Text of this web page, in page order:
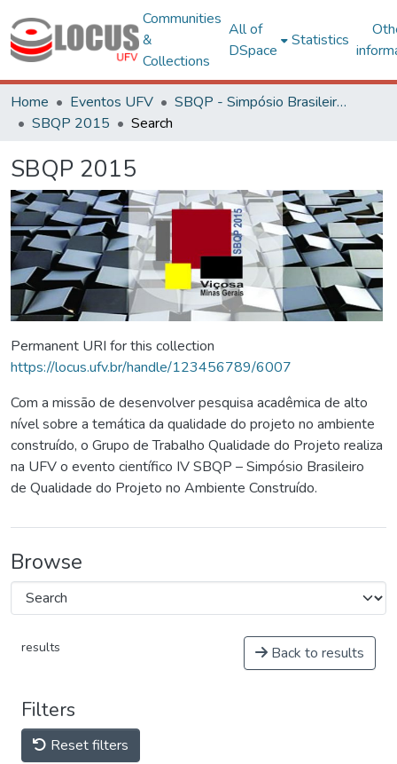
Communities
&
Collections
All of
DSpace
Statistics
Home Eventos UFV
SBQP - Simpósio Brasileiro de Qualidade do Projeto no Ambiente Construído
SBQP 2015
Search
SBQP 2015
Permanent URI for this collection
https://locus.ufv.br/handle/123456789/6007
Com a missão de desenvolver pesquisa acadêmica de alto
nível sobre a temática da qualidade do projeto no ambiente
construído, o Grupo de Trabalho Qualidade do Projeto realiza
na UFV o evento científico IV SBQP – Simpósio Brasileiro
de Qualidade do Projeto no Ambiente Construído.
Browse
results Back to results
Filters
Reset filters